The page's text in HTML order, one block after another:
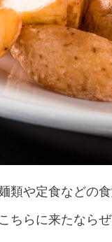
類や定食などの
ちらに来たなら